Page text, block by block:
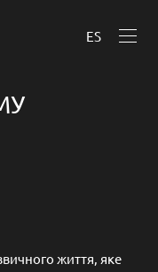
ES
життя, яке